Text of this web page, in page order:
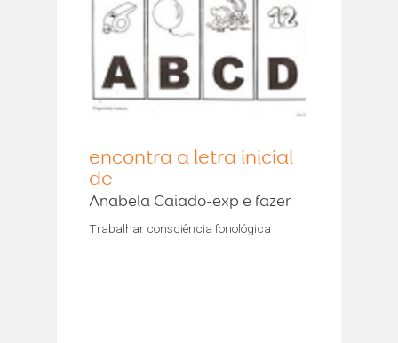
encontra a letra inicial
de
Anabela Caiado-exp e fazer
Trabalhar consciência fonológica